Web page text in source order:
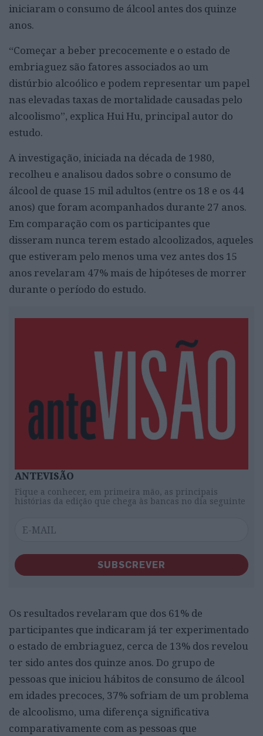
iniciaram o consumo de álcool antes dos quinze
anos.
“Começar a beber precocemente e o estado de
embriaguez são fatores associados ao um
distúrbio alcoólico e podem representar um papel
nas elevadas taxas de mortalidade causadas pelo
alcoolismo”, explica Hui Hu, principal autor do
estudo.
A investigação, iniciada na década de 1980,
recolheu e analisou dados sobre o consumo de
álcool de quase 15 mil adultos (entre os 18 e os 44
anos) que foram acompanhados durante 27 anos.
Em comparação com os participantes que
disseram nunca terem estado alcoolizados, aqueles
que estiveram pelo menos uma vez antes dos 15
anos revelaram 47% mais de hipóteses de morrer
durante o período do estudo.
ANTEVISÃO
Fique a conhecer, em primeira mão, as principais
histórias da edição que chega às bancas no dia seguinte
SUBSCREVER
Os resultados revelaram que dos 61% de
participantes que indicaram já ter experimentado
o estado de embriaguez, cerca de 13% dos revelou
ter sido antes dos quinze anos. Do grupo de
pessoas que iniciou hábitos de consumo de álcool
em idades precoces, 37% sofriam de um problema
de alcoolismo, uma diferença significativa
comparativamente com as pessoas que